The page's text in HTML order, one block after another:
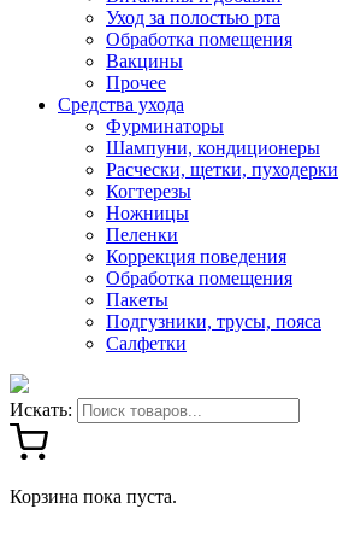
Уход за полостью рта
Обработка помещения
Вакцины
Прочее
Средства ухода
Фурминаторы
Шампуни, кондиционеры
Расчески, щетки, пуходерки
Когтерезы
Ножницы
Пеленки
Коррекция поведения
Обработка помещения
Пакеты
Подгузники, трусы, пояса
Салфетки
Искать:
Корзина пока пуста.